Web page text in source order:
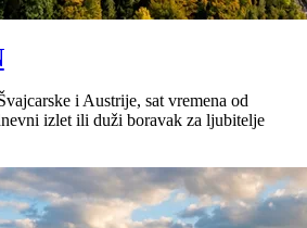
i Austrije, sat vremena od
izlet ili duži boravak za ljubitelje